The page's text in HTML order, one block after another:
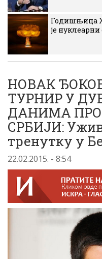
Годишњица
је нуклеарни
НОВАК
ТУРНИР У
ДАНИМА
СРБИЈИ:
тренутку у
22.02.2015. - 8:54